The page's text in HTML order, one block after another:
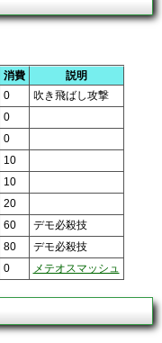
消費
説明
0
吹き飛ばし攻撃
0
0
10
10
20
60
デモ必殺技
80
デモ必殺技
0 メテオスマッシュ